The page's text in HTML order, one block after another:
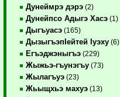
Дунеймрэ дэрэ (2)
Дунейпсо Адыгэ Хасэ (1)
Дыгъуасэ (165)
ДызыгъэпIейтей Iуэху (6)
Егъэджэныгъэ (229)
Жыжьэ-гъунэгъу (73)
Жылагъуэ (23)
Жьыщхьэ махуэ (13)